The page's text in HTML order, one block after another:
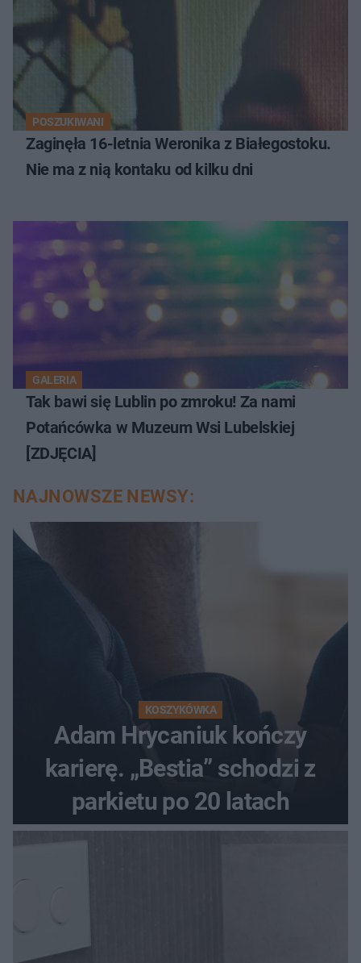
POSZUKIWANI
Zaginęła 16-letnia Weronika z Białegostoku.
Nie ma z nią kontaku od kilku dni
GALERIA
Tak bawi się Lublin po zmroku! Za nami
Potańcówka w Muzeum Wsi Lubelskiej
[ZDJĘCIA]
NAJNOWSZE NEWSY:
KOSZYKÓWKA
Adam Hrycaniuk kończy
karierę. „Bestia” schodzi z
parkietu po 20 latach